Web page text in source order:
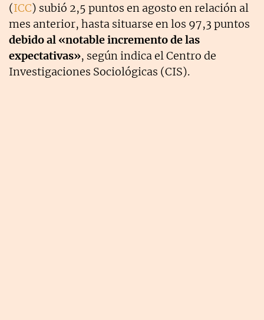
(ICC) subió 2,5 puntos en agosto en relación al
mes anterior, hasta situarse en los 97,3 puntos
debido al «notable incremento de las
expectativas», según indica el Centro de
Investigaciones Sociológicas (CIS).